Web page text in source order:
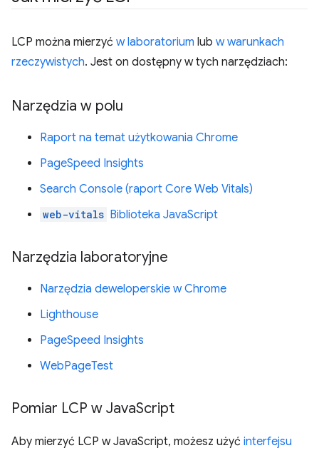
LCP można mierzyć w laboratorium lub w warunkach
rzeczywistych. Jest on dostępny w tych narzędziach:
Narzędzia w polu
Raport na temat użytkowania Chrome
PageSpeed Insights
Search Console (raport Core Web Vitals)
web-vitals Biblioteka JavaScript
Narzędzia laboratoryjne
Narzędzia deweloperskie w Chrome
Lighthouse
PageSpeed Insights
WebPageTest
Pomiar LCP w JavaScript
Aby mierzyć LCP w JavaScript, możesz użyć interfejsu